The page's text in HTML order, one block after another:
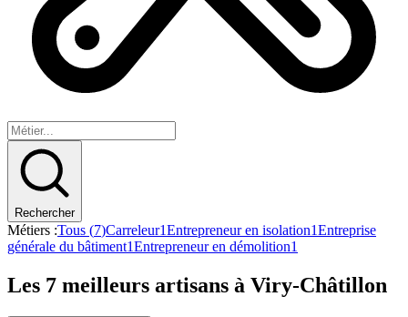
Rechercher
Métiers :Tous (7)Carreleur1Entrepreneur en isolation1Entreprise
générale du bâtiment1Entrepreneur en démolition1
Les 7 meilleurs artisans à Viry-Châtillon